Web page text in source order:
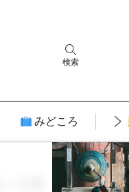
検索
みどころ